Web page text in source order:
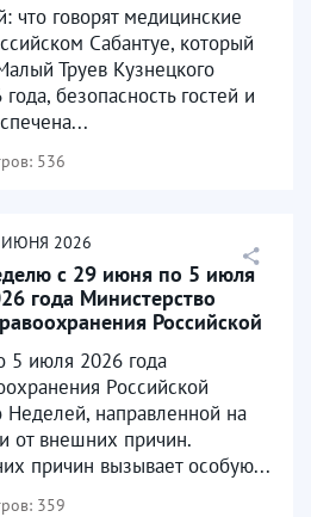
что говорят медицинские
Сабантуе, который
Труев Кузнецкого
безопасность гостей и
536
ИЮНЯ 2026
с 29 июня по 5 июля
года Министерство
Российской
июля 2026 года
Российской
направленной на
от внешних причин.
причин вызывает особую...
359